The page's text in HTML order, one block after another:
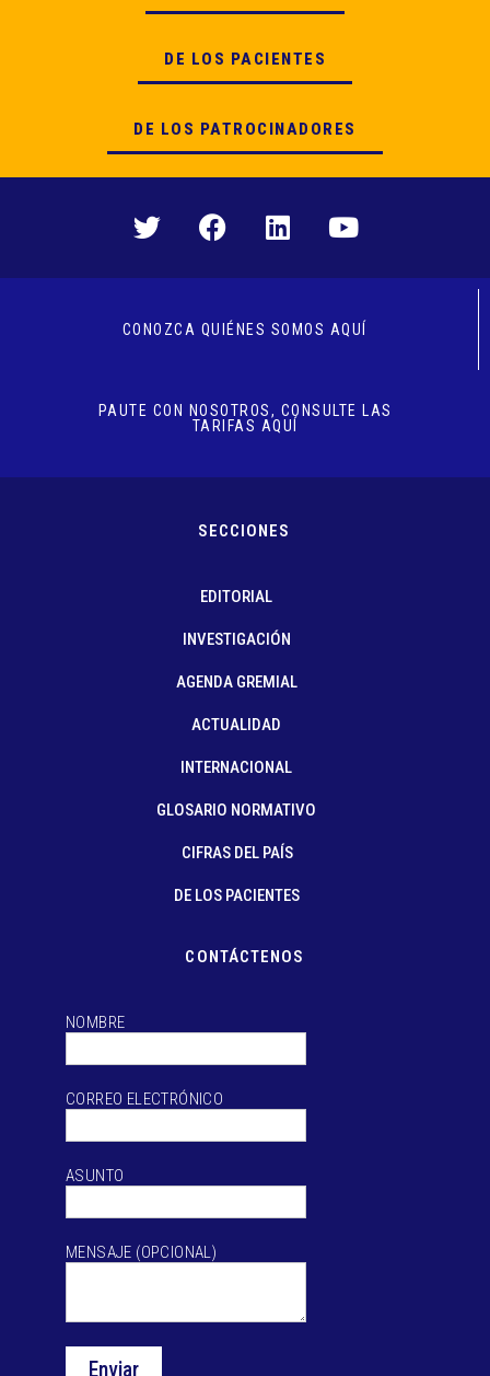
DE LOS PACIENTES
DE LOS PATROCINADORES
CONOZCA QUIÉNES SOMOS AQUÍ
PAUTE CON NOSOTROS, CONSULTE LAS
TARIFAS AQUÍ
SECCIONES
EDITORIAL
INVESTIGACIÓN
AGENDA GREMIAL
ACTUALIDAD
INTERNACIONAL
GLOSARIO NORMATIVO
CIFRAS DEL PAÍS
DE LOS PACIENTES
CONTÁCTENOS
NOMBRE
CORREO ELECTRÓNICO
ASUNTO
MENSAJE (OPCIONAL)